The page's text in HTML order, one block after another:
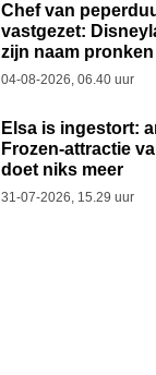
Chef van
vastgezet:
zijn naam pronken
04-08-2026, 06.40 uur
Elsa is ingestort:
Frozen-attractie
doet niks meer
31-07-2026, 15.29 uur